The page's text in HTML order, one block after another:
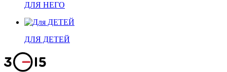
ДЛЯ НЕГО
ДЛЯ ДЕТЕЙ